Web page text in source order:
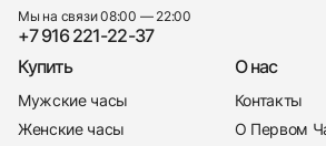
Мы на связи 08:00 — 22:00
+7 916 221-22-37
Купить
Мужские часы
Женские часы
О нас
Контакты
О Первом